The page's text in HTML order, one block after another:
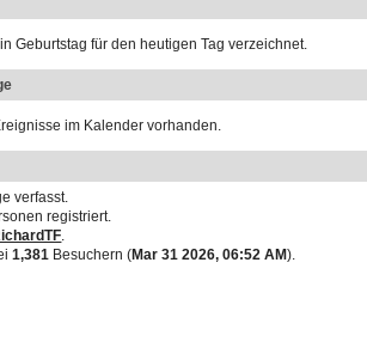
Geburtstag für den heutigen Tag verzeichnet.
im Kalender vorhanden.
verfasst.
registriert.
.
1,381 Besuchern (Mar 31 2026, 06:52 AM).